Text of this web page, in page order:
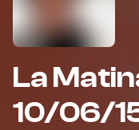
La
10/06/